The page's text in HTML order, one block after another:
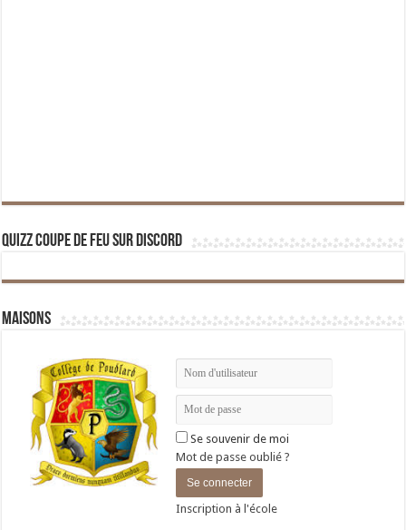
Quizz Coupe de Feu sur Discord
Maisons
Se souvenir de moi
Mot de passe oublié ?
Inscription à l'école